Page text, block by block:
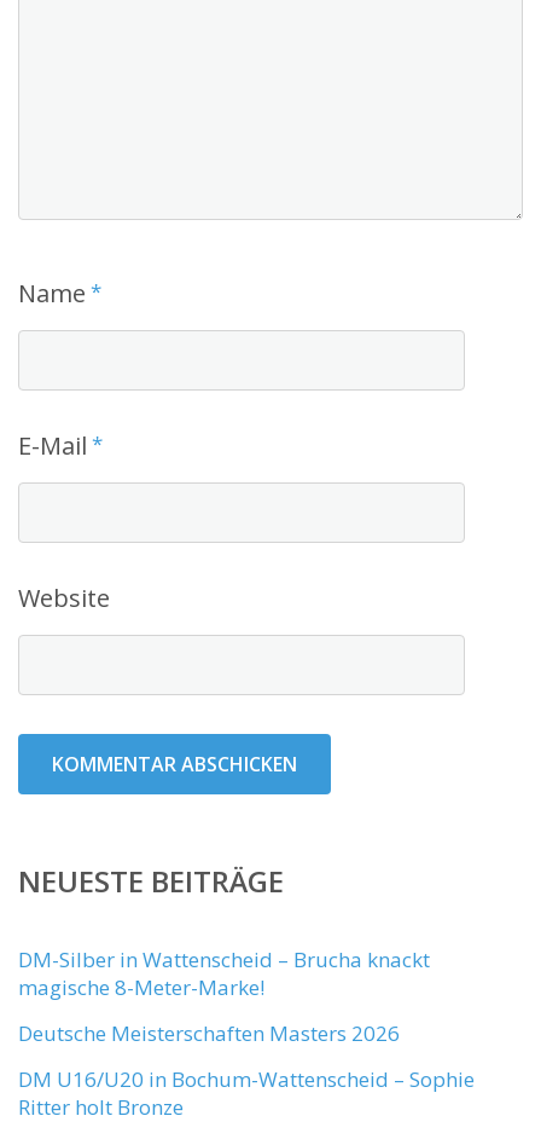
Name *
E-Mail *
Website
NEUESTE BEITRÄGE
DM-Silber in Wattenscheid – Brucha knackt
magische 8-Meter-Marke!
Deutsche Meisterschaften Masters 2026
DM U16/U20 in Bochum-Wattenscheid – Sophie
Ritter holt Bronze